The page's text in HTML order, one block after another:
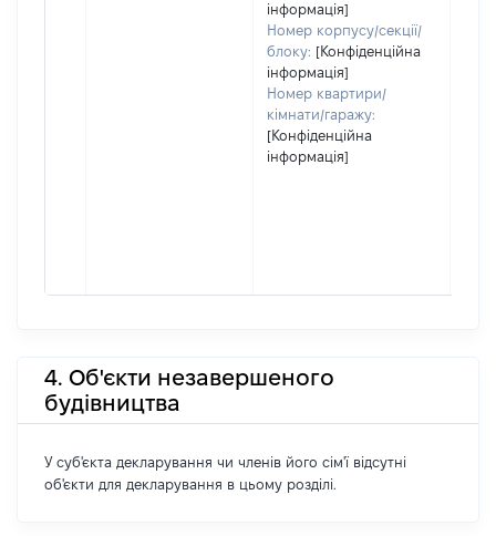
інформація]
Номер корпусу/секції/
блоку: [Конфіденційна
інформація]
Номер квартири/
кімнати/гаражу:
[Конфіденційна
інформація]
4. Об'єкти незавершеного
будівництва
У суб'єкта декларування чи членів його сім'ї відсутні
об'єкти для декларування в цьому розділі.